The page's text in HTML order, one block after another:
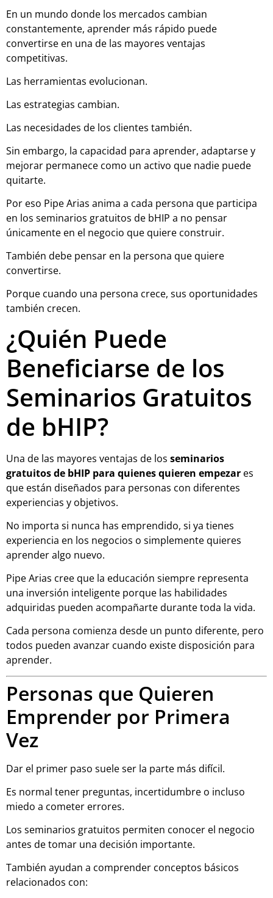
En un mundo donde los mercados cambian
constantemente, aprender más rápido puede
convertirse en una de las mayores ventajas
competitivas.
Las herramientas evolucionan.
Las estrategias cambian.
Las necesidades de los clientes también.
Sin embargo, la capacidad para aprender, adaptarse y
mejorar permanece como un activo que nadie puede
quitarte.
Por eso Pipe Arias anima a cada persona que participa
en los seminarios gratuitos de bHIP a no pensar
únicamente en el negocio que quiere construir.
También debe pensar en la persona que quiere
convertirse.
Porque cuando una persona crece, sus oportunidades
también crecen.
¿Quién Puede
Beneficiarse de los
Seminarios Gratuitos
de bHIP?
Una de las mayores ventajas de los seminarios
gratuitos de bHIP para quienes quieren empezar es
que están diseñados para personas con diferentes
experiencias y objetivos.
No importa si nunca has emprendido, si ya tienes
experiencia en los negocios o simplemente quieres
aprender algo nuevo.
Pipe Arias cree que la educación siempre representa
una inversión inteligente porque las habilidades
adquiridas pueden acompañarte durante toda la vida.
Cada persona comienza desde un punto diferente, pero
todos pueden avanzar cuando existe disposición para
aprender.
Personas que Quieren
Emprender por Primera
Vez
Dar el primer paso suele ser la parte más difícil.
Es normal tener preguntas, incertidumbre o incluso
miedo a cometer errores.
Los seminarios gratuitos permiten conocer el negocio
antes de tomar una decisión importante.
También ayudan a comprender conceptos básicos
relacionados con: